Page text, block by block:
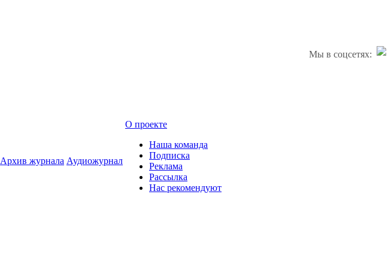
Мы в соцсетях:
Архив журнала Аудиожурнал
О проекте
Наша команда
Подписка
Реклама
Рассылка
Нас рекомендуют